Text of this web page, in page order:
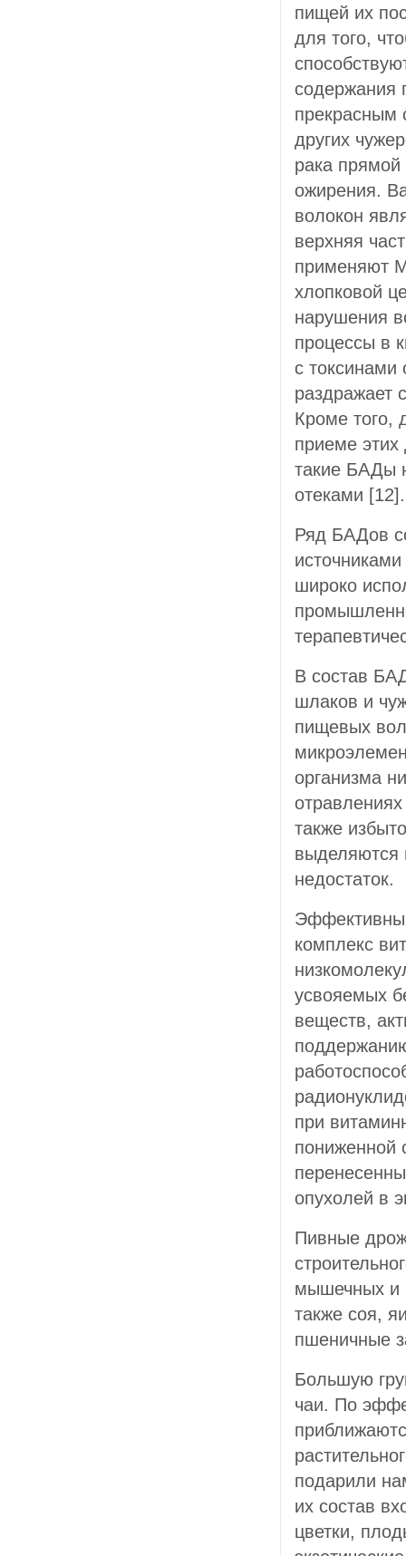
пищей их
для того,
содержания
прекрасным
других
рака прямой
ожирения.
волокон
верхняя
применяют
хлопковой
нарушения
процессы в
с токсинами
раздражает
Кроме того,
приеме этих
такие БАДы
отеками [12].
Ряд БАДов
широко
В состав
шлаков и
пищевых
организма
также
выделяются
недостаток.
комплекс
усвояемых
веществ,
при
пониженной
опухолей в
Пивные
мышечных и
также соя,
пшеничные
Большую
чаи. По
подарили
их состав
цветки,